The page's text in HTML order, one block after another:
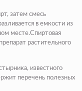
затем смесь
в емкости из
месте.Спиртовая
растительного
известного
перечень полезных